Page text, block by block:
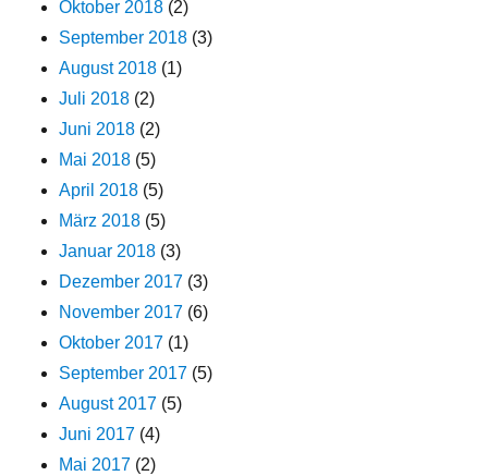
Oktober 2018 (2)
September 2018 (3)
August 2018 (1)
Juli 2018 (2)
Juni 2018 (2)
Mai 2018 (5)
April 2018 (5)
März 2018 (5)
Januar 2018 (3)
Dezember 2017 (3)
November 2017 (6)
Oktober 2017 (1)
September 2017 (5)
August 2017 (5)
Juni 2017 (4)
Mai 2017 (2)